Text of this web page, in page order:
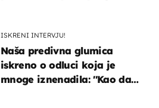
ISKRENI INTERVJU!
Naša predivna glumica
iskreno o odluci koja je
mnoge iznenadila: ''Kao da